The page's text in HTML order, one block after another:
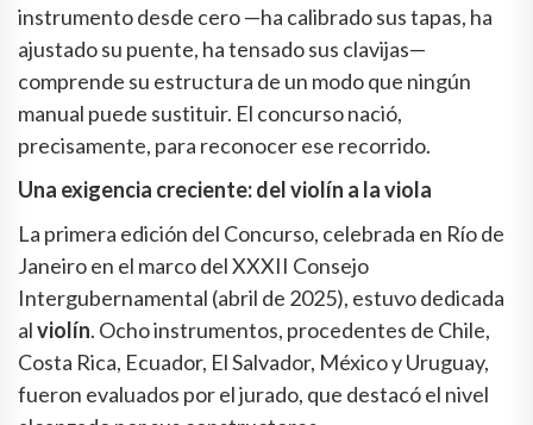
instrumento desde cero —ha calibrado sus tapas, ha
ajustado su puente, ha tensado sus clavijas—
comprende su estructura de un modo que ningún
manual puede sustituir. El concurso nació,
precisamente, para reconocer ese recorrido.
Una exigencia creciente: del violín a la viola
La primera edición del Concurso, celebrada en Río de
Janeiro en el marco del XXXII Consejo
Intergubernamental (abril de 2025), estuvo dedicada
alviolín. Ocho instrumentos, procedentes de Chile,
Costa Rica, Ecuador, El Salvador, México y Uruguay,
fueron evaluados por el jurado, que destacó el nivel